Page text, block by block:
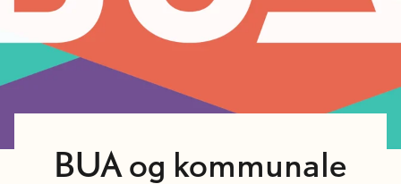
BUA og kommunale